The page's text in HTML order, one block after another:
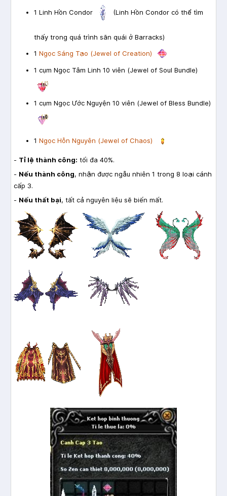
1 Linh Hồn Condor (Linh Hồn Condor có thể tìm
thấy trong quá trình săn quái ở Barracks)
1 Ngọc Sáng Tạo (Jewel of Creation)
1 cụm Ngọc Tâm Linh 10 viên (Jewel of Soul Bundle)
1 cụm Ngọc Ước Nguyện 10 viên (Jewel of Bless Bundle)
1 Ngọc Hỗn Nguyên (Jewel of Chaos)
- Tỉ lệ thành công: tối đa 40%.
- Nếu thành công, nhận được ngẫu nhiên 1 trong 8 loại cánh
cấp 3.
- Nếu thất bại, tất cả nguyên liệu sẽ biến mất.